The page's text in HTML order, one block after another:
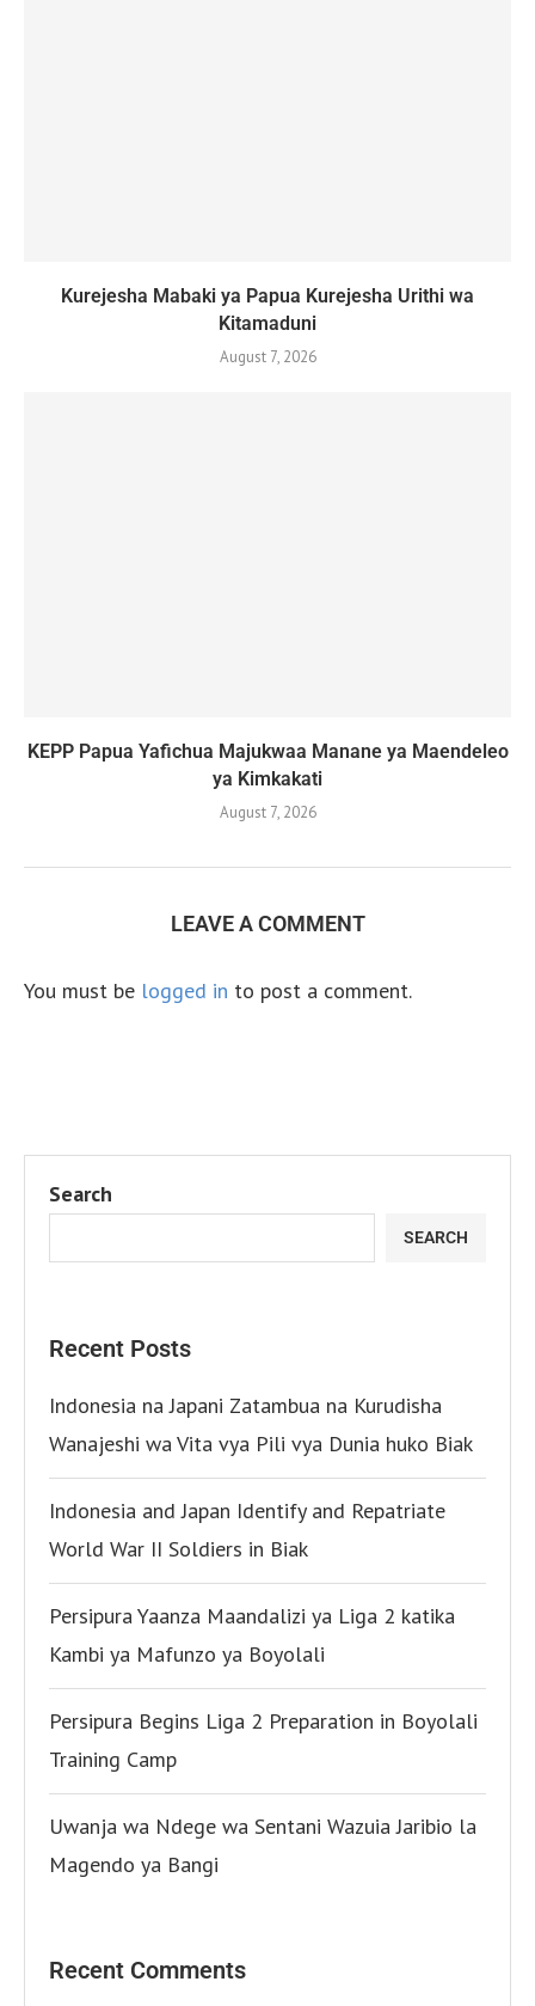
Kurejesha Mabaki ya Papua Kurejesha Urithi wa
Kitamaduni
August 7, 2026
KEPP Papua Yafichua Majukwaa Manane ya Maendeleo
ya Kimkakati
August 7, 2026
LEAVE A COMMENT
You must be logged in to post a comment.
Search
SEARCH
Recent Posts
Indonesia na Japani Zatambua na Kurudisha
Wanajeshi wa Vita vya Pili vya Dunia huko Biak
Indonesia and Japan Identify and Repatriate
World War II Soldiers in Biak
Persipura Yaanza Maandalizi ya Liga 2 katika
Kambi ya Mafunzo ya Boyolali
Persipura Begins Liga 2 Preparation in Boyolali
Training Camp
Uwanja wa Ndege wa Sentani Wazuia Jaribio la
Magendo ya Bangi
Recent Comments